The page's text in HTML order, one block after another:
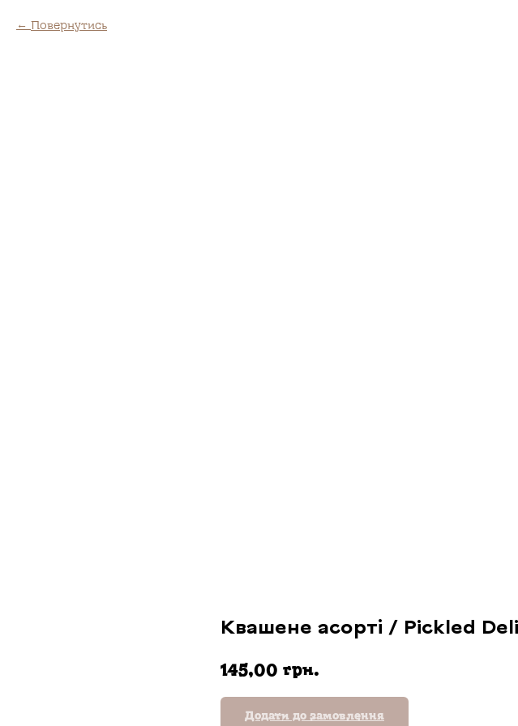
Повернутись
Квашене асорті / Pickled
145,00 грн.
Додати до замовлення